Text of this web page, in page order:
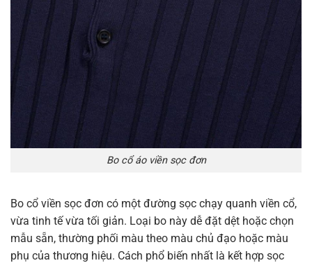
Bo cổ áo viền sọc đơn
Bo cổ viền sọc đơn có một đường sọc chạy quanh viền cổ,
vừa tinh tế vừa tối giản. Loại bo này dễ đặt dệt hoặc chọn
mẫu sẵn, thường phối màu theo màu chủ đạo hoặc màu
phụ của thương hiệu. Cách phổ biến nhất là kết hợp sọc